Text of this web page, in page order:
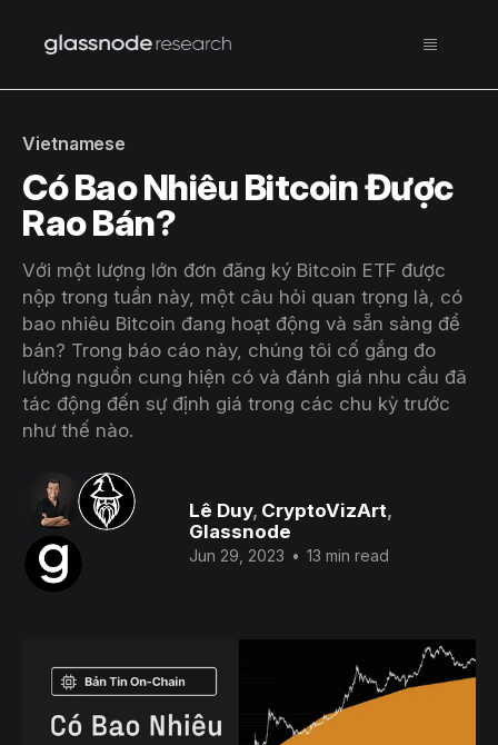
Vietnamese
Có Bao Nhiêu Bitcoin Được
Rao Bán?
Với một lượng lớn đơn đăng ký Bitcoin ETF được
nộp trong tuần này, một câu hỏi quan trọng là, có
bao nhiêu Bitcoin đang hoạt động và sẵn sàng để
bán? Trong báo cáo này, chúng tôi cố gắng đo
lường nguồn cung hiện có và đánh giá nhu cầu đã
tác động đến sự định giá trong các chu kỳ trước
như thế nào.
Lê Duy, CryptoVizArt,
Glassnode
Jun 29, 2023 • 13 min read